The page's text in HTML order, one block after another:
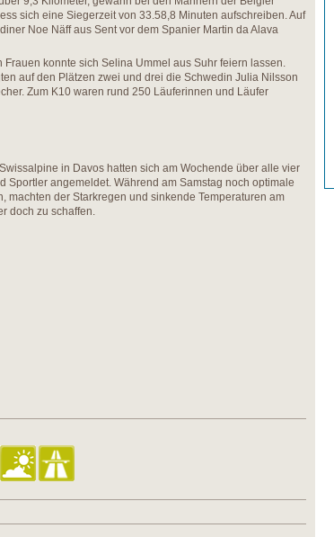
sich eine Siegerzeit von 33.58,8 Minuten aufschreiben. Auf
Noe Näff aus Sent vor dem Spanier Martin da Alava
konnte sich Selina Ummel aus Suhr feiern lassen.
auf den Plätzen zwei und drei die Schwedin Julia Nilsson
Zum K10 waren rund 250 Läuferinnen und Läufer
in Davos hatten sich am Wochende über alle vier
Sportler angemeldet. Während am Samstag noch optimale
machten der Starkregen und sinkende Temperaturen am
doch zu schaffen.